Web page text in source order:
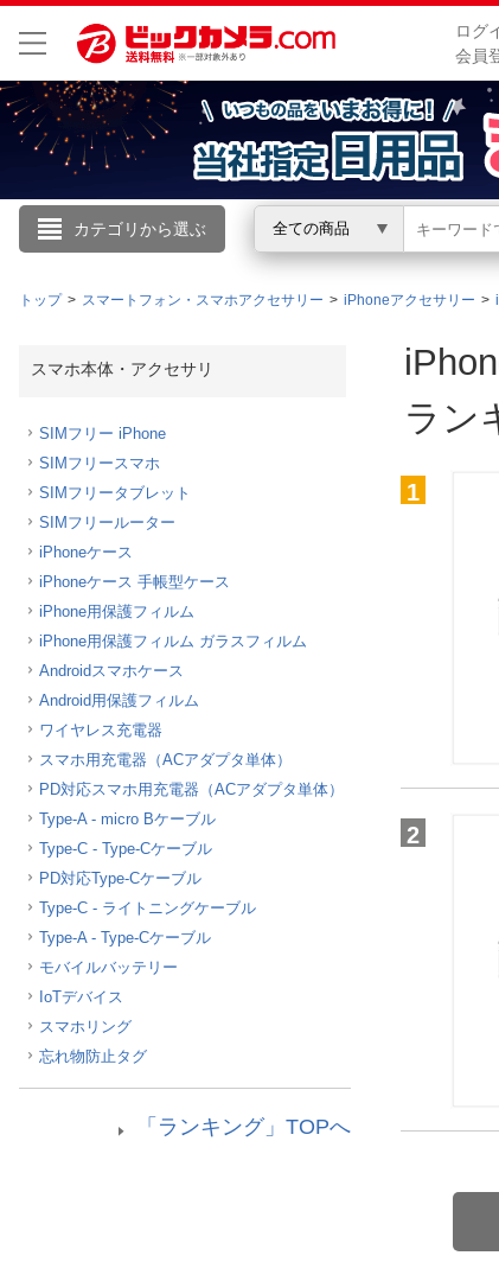
ログ
会員
カテゴリから選ぶ 全ての商品
こんにちは
ログイン
トップ スマートフォン・スマホアクセサリー iPhoneアクセサリー
スマホ本体・アクセサリ
SIMフリー iPhone
SIMフリースマホ
SIMフリータブレット
SIMフリールーター
iPhoneケース
iPhoneケース 手帳型ケース
iPhone用保護フィルム
iPhone用保護フィルム ガラスフィルム
Androidスマホケース
Android用保護フィルム
ワイヤレス充電器
スマホ用充電器（ACアダプタ単体）
PD対応スマホ用充電器（ACアダプタ単体）
Type-A - micro Bケーブル
Type-C - Type-Cケーブル
PD対応Type-Cケーブル
Type-C - ライトニングケーブル
Type-A - Type-Cケーブル
モバイルバッテリー
IoTデバイス
スマホリング
忘れ物防止タグ
「ランキング」TOPへ
ラン
1
2